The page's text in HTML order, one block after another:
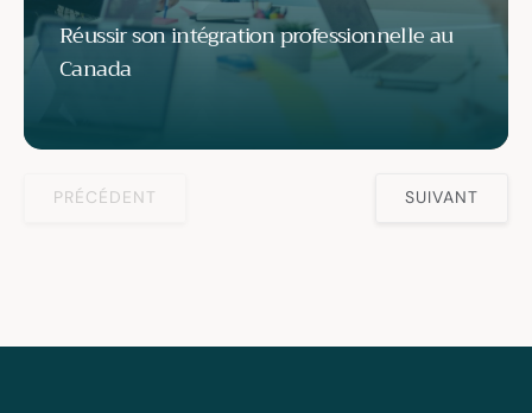
Réussir son intégration professionnelle au
Canada
PRÉCÉDENT SUIVANT